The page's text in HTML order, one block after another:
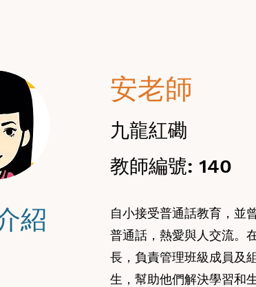
紹
安老師
九龍紅磡
教師編號: 140
自小接受普通話教育，並
普通話，熱愛與人交流。
長，負責管理班級成員及
生，幫助他們解決學習和